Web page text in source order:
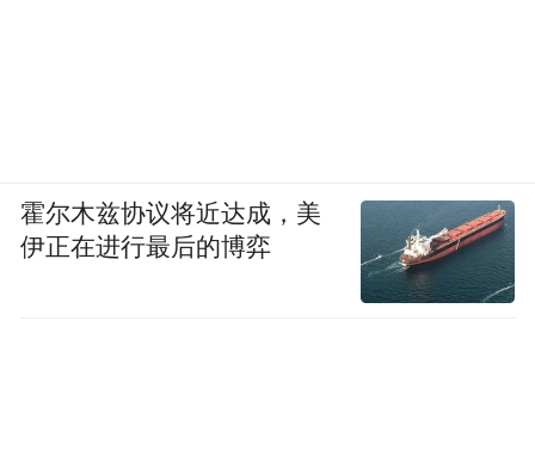
霍尔木兹协议将近达成，美
伊正在进行最后的博弈